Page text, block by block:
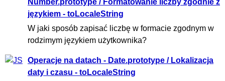
Number.prototype / Formatowanie liczby zgodnie z
językiem - toLocaleString
W jaki sposób zapisać liczbę w formacie zgodnym w
rodzimym językiem użytkownika?
Operacje na datach - Date.prototype / Lokalizacja
daty i czasu - toLocaleString